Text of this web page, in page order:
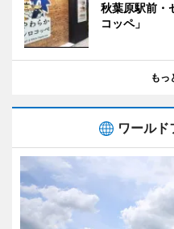
秋葉原駅前・
コッペ」
もっ
ワールド